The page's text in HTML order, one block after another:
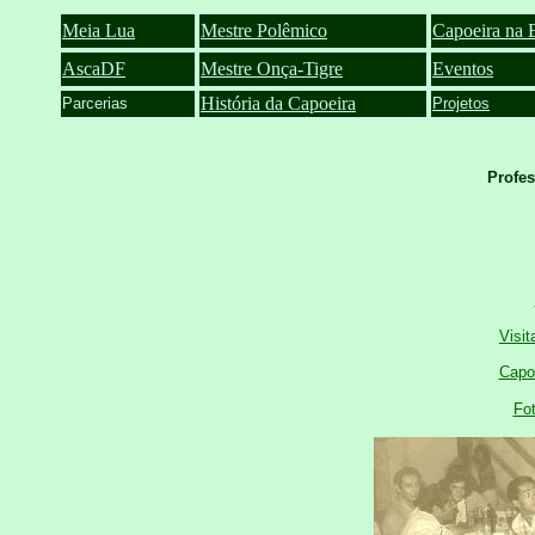
Meia Lua Mestre Polêmico
Capoeira na
AscaDF
Mestre Onça-Tigre Eventos
Parcerias História da Capoeira Projetos